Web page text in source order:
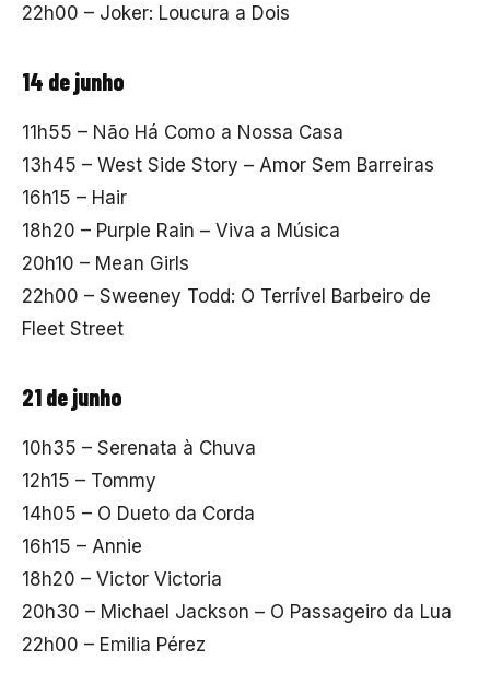
22h00 – Joker: Loucura a Dois
14 de junho
11h55 – Não Há Como a Nossa Casa
13h45 – West Side Story – Amor Sem Barreiras
16h15 – Hair
18h20 – Purple Rain – Viva a Música
20h10 – Mean Girls
22h00 – Sweeney Todd: O Terrível Barbeiro de
Fleet Street
21 de junho
10h35 – Serenata à Chuva
12h15 – Tommy
14h05 – O Dueto da Corda
16h15 – Annie
18h20 – Victor Victoria
20h30 – Michael Jackson – O Passageiro da Lua
22h00 – Emilia Pérez